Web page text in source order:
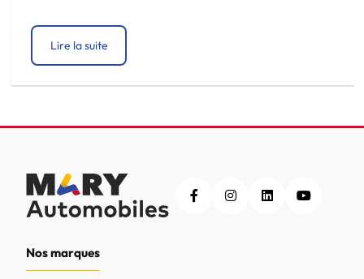
conduire que d’une vérité […]
Lire la suite
Nos marques